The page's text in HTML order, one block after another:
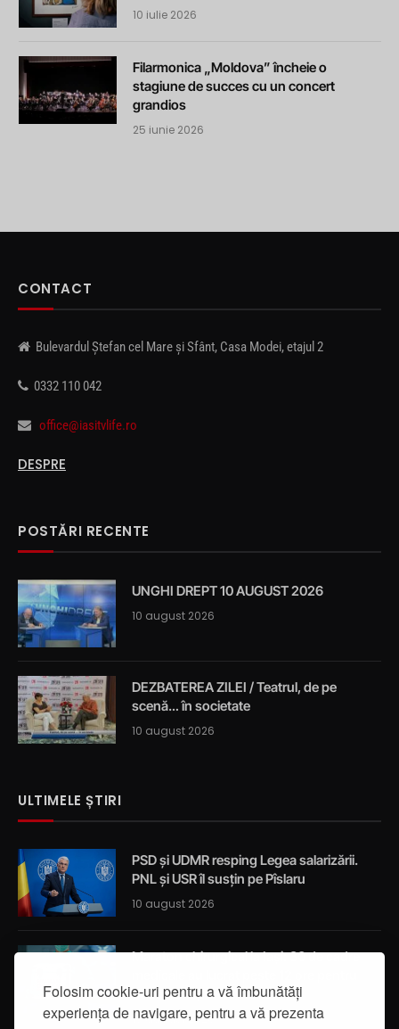
Folosim cookie-uri pentru a vă îmbunătăți
experiența de navigare, pentru a vă prezenta
10 iulie 2026
Filarmonica „Moldova” încheie o
stagiune de succes cu un concert
grandios
25 iunie 2026
CONTACT
Bulevardul Ștefan cel Mare și Sfânt, Casa Modei, etajul 2
0332 110 042
office@iasitvlife.ro
DESPRE
POSTĂRI RECENTE
UNGHI DREPT 10 AUGUST 2026
10 august 2026
DEZBATEREA ZILEI / Teatrul, de pe
scenă… în societate
10 august 2026
ULTIMELE ȘTIRI
PSD și UDMR resping Legea salarizării.
PNL și USR îl susțin pe Pîslaru
10 august 2026
Maraton chirurgical la Iași: 30 de cadre
două transplanturi renale
10 august 2026